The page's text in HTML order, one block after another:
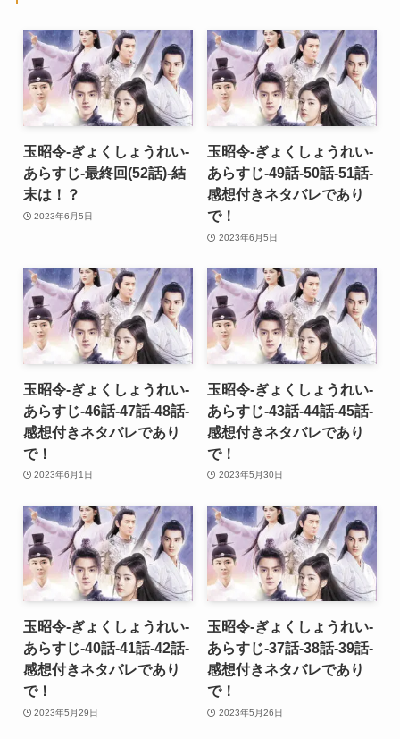
玉昭令-ぎょくしょうれい-
あらすじ-最終回(52話)-結
末は！？
2023年6月5日
玉昭令-ぎょくしょうれい-
あらすじ-49話-50話-51話-
感想付きネタバレであり
で！
2023年6月5日
玉昭令-ぎょくしょうれい-
あらすじ-46話-47話-48話-
感想付きネタバレであり
で！
2023年6月1日
玉昭令-ぎょくしょうれい-
あらすじ-43話-44話-45話-
感想付きネタバレであり
で！
2023年5月30日
玉昭令-ぎょくしょうれい-
あらすじ-40話-41話-42話-
感想付きネタバレであり
で！
2023年5月29日
玉昭令-ぎょくしょうれい-
あらすじ-37話-38話-39話-
感想付きネタバレであり
で！
2023年5月26日